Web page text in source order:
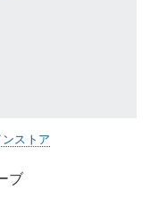
ストア
ブ